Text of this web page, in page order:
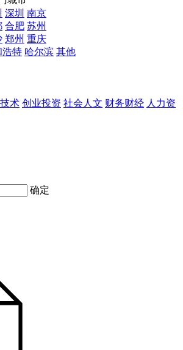
深圳 南京
合肥 苏州
郑州 重庆
浩特 哈尔滨 其他
术 创业投资 社会人文 财务财经 人力资
确定